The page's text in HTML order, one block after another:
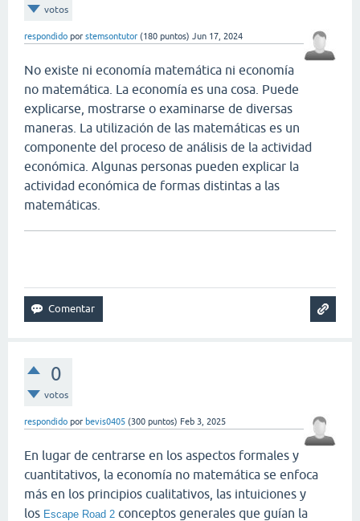
votos
respondido por stemsontutor (180 puntos) Jun 17, 2024
No existe ni economía matemática ni economía
no matemática. La economía es una cosa. Puede
explicarse, mostrarse o examinarse de diversas
maneras. La utilización de las matemáticas es un
componente del proceso de análisis de la actividad
económica. Algunas personas pueden explicar la
actividad económica de formas distintas a las
matemáticas.
0
votos
respondido por bevis0405 (300 puntos) Feb 3, 2025
En lugar de centrarse en los aspectos formales y
cuantitativos, la economía no matemática se enfoca
más en los principios cualitativos, las intuiciones y
los Escape Road 2 conceptos generales que guían la